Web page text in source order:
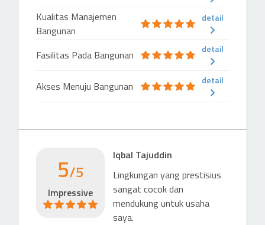
Mall
STC Senayan
215 m
305 m
FX Sudirman
Kualitas Manajemen
Bangunan
detail
Fasilitas Pada Bangunan detail
Akses Menuju Bangunan detail
5/5
Impressive
Iqbal Tajuddin
Lingkungan yang prestisius
sangat cocok dan
mendukung untuk usaha
saya.